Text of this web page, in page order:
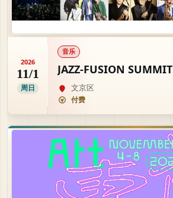
2026
11/1
周日
音乐
JAZZ-FUSION SUMMIT
文京区
付费